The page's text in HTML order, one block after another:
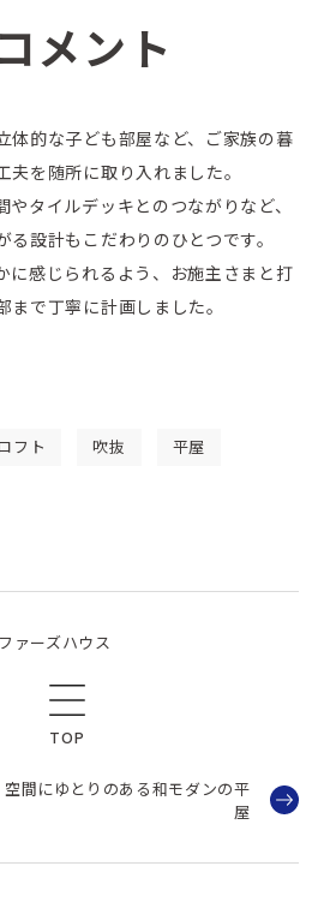
メント
体的な子ども部屋など、ご家族の暮
夫を随所に取り入れました。
タイルデッキとのつながりなど、
設計もこだわりのひとつです。
に感じられるよう、お施主さまと打
で丁寧に計画しました。
フト 吹抜 平屋
ァーズハウス
TOP
間にゆとりのある和モダンの平
屋